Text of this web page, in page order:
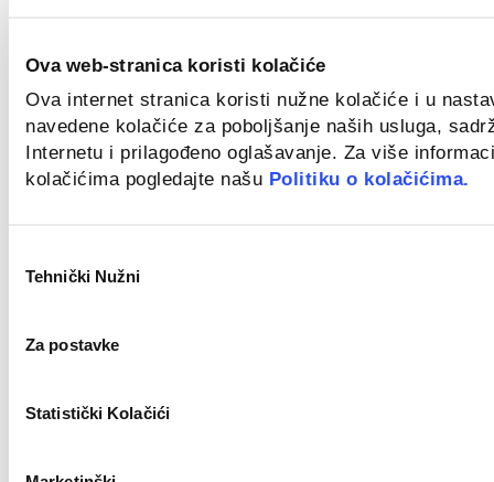
Ova web-stranica koristi kolačiće
Ova internet stranica koristi nužne kolačiće i u
navedene kolačiće za poboljšanje naših usluga,
Internetu i prilagođeno oglašavanje. Za više
kolačićima pogledajte našu Politiku o kolačićima.
pristanka
Tehnički Nužni
Za postavke
Statistički Kolačići
Key Account Manager
Novo
Civil Work Supervisor (m/f)
Key Account Manager (m/ž)